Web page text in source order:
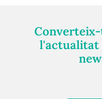
l'actualitat